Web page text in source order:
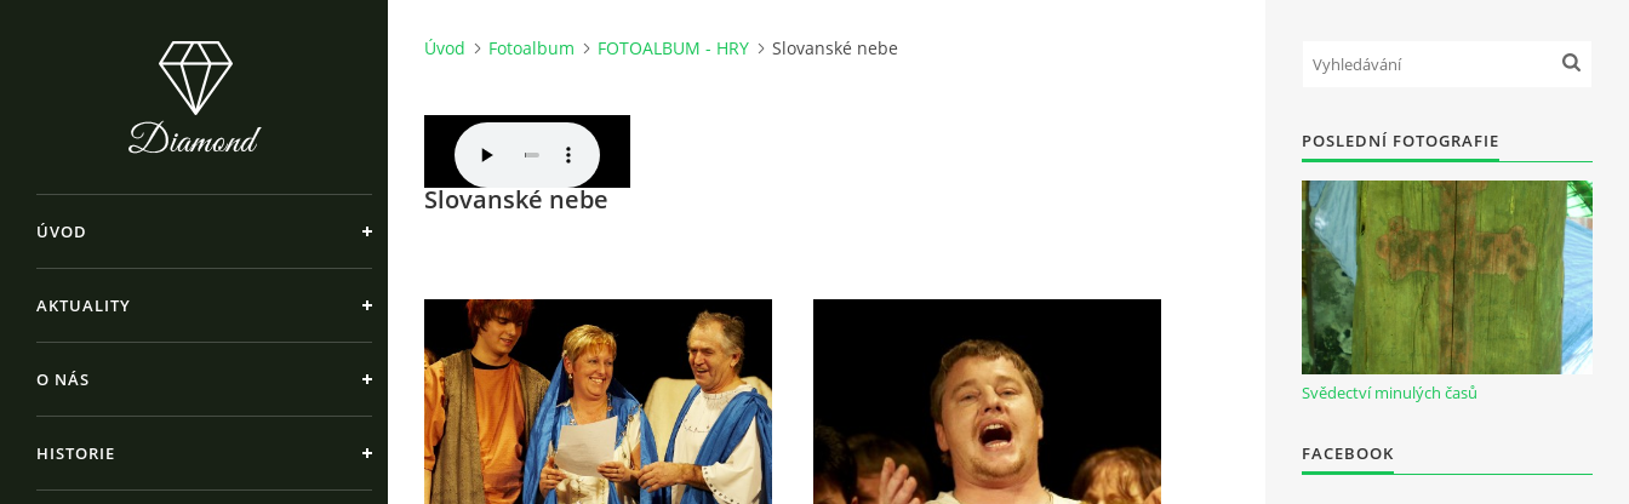
ÚVOD
AKTUALITY
O NÁS
HISTORIE
Úvod Fotoalbum FOTOALBUM - HRY Slovanské nebe
Slovanské nebe
POSLEDNÍ FOTOGRAFIE
Svědectví minulých časů
FACEBOOK